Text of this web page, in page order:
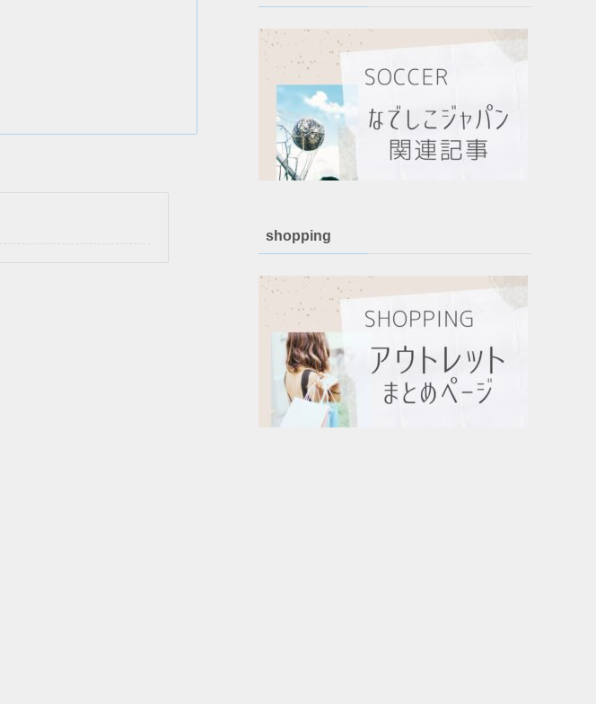
shopping